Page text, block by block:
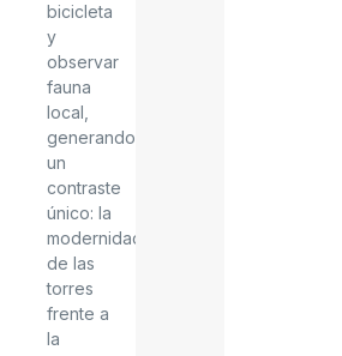
bicicleta
y
observar
fauna
local,
generando
un
contraste
único: la
modernidad
de las
torres
frente a
la